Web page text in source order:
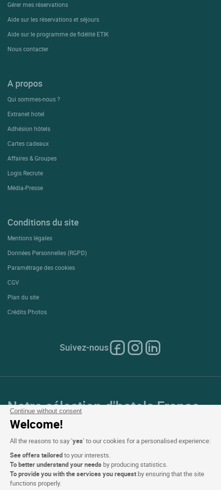
Continue without consent
Welcome!
All the reasons to say ‘yes’ to our cookies for a personalised experience:
See offers tailoredto your interests.
To better understand your needs by producing statistics.
To provide you with the services you request by ensuring that the site
functions properly.
Gérer mes réservations
Aide sur les réservations et séjours
Aide sur le programme de fidélité ETIK
Nous contacter
A propos
Qui sommes-nous ?
Extranet hotel
Adhésion hôtels
Cartes cadeaux
Affaires & Groupes
Logis Recrute
Média-Presse
Conditions du site
Mentions légales
Données Personnelles (RGPD)
Paramétrage des cookies
CGV
Plan du site
Crédits Photos
Suivez-nous
Notre sélection d'hotels France
et en Europe
Top Pays
Top Régions